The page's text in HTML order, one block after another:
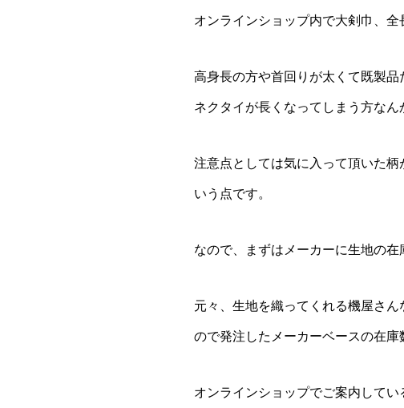
オンラインショップ内で大剣巾、全
高身長の方や首回りが太くて既製
ネクタイが長くなってしまう方なん
注意点としては気に入って頂いた
いう点です。
なので、まずはメーカーに生地の
元々、生地を織ってくれる機屋さ
ので発注したメーカーベースの在庫
オンラインショップでご案内して